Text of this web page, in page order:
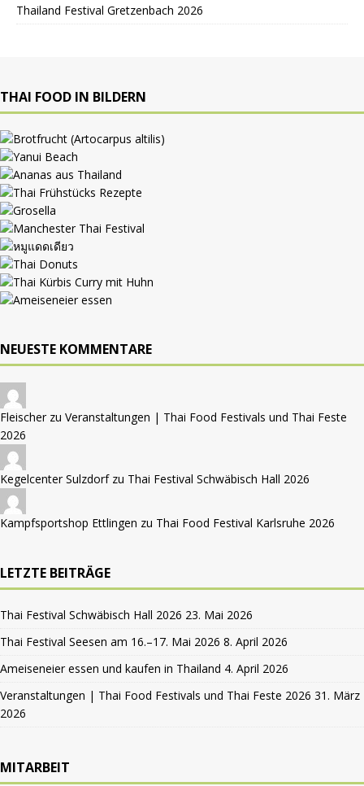
Thailand Festival Gretzenbach 2026
THAI FOOD IN BILDERN
NEUESTE KOMMENTARE
Fleischer zu Veranstaltungen | Thai Food Festivals und Thai Feste
2026
Kegelcenter Sulzdorf zu Thai Festival Schwäbisch Hall 2026
Kampfsportshop Ettlingen zu Thai Food Festival Karlsruhe 2026
LETZTE BEITRÄGE
Thai Festival Schwäbisch Hall 2026 23. Mai 2026
Thai Festival Seesen am 16.–17. Mai 2026 8. April 2026
Ameiseneier essen und kaufen in Thailand 4. April 2026
Veranstaltungen | Thai Food Festivals und Thai Feste 2026 31. März
2026
MITARBEIT